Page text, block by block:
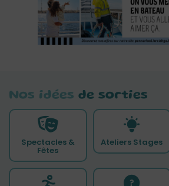
Nos idées de sorties
Spectacles &
Fêtes
Ateliers Stages